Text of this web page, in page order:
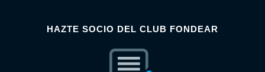
HAZTE SOCIO DEL CLUB FONDEAR